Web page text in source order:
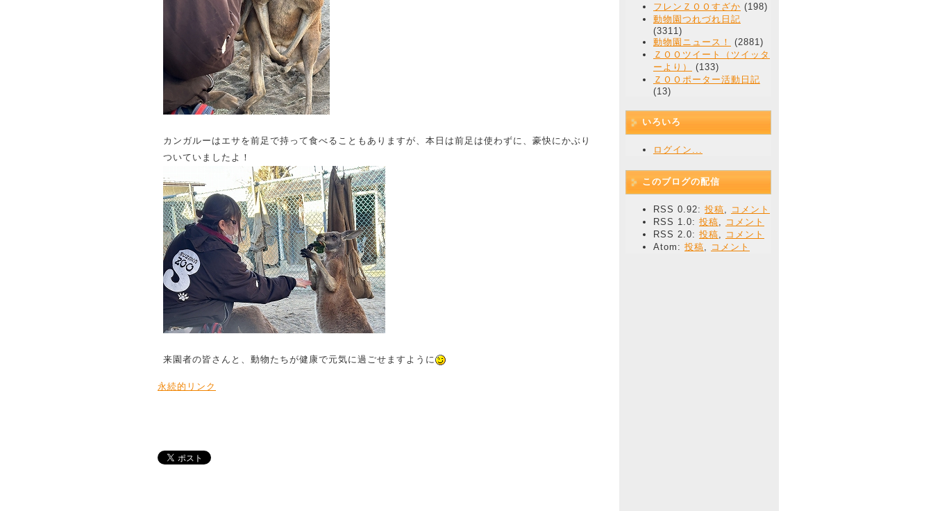
カンガルーはエサを前足で持って食べることもありますが、本日は前足は使わずに、豪快にかぶり
ついていましたよ！
来園者の皆さんと、動物たちが健康で元気に過ごせますように
永続的リンク
フレンＺＯＯすざか (198)
動物園つれづれ日記
(3311)
動物園ニュース！
(2881)
ＺＯＯツイート（ツイッタ
ーより）
(133)
ＺＯＯポーター活動日記
(13)
いろいろ
ログイン...
このブログの配信
RSS 0.92: 投稿, コメント
RSS 1.0: 投稿, コメント
RSS 2.0: 投稿, コメント
Atom: 投稿, コメント